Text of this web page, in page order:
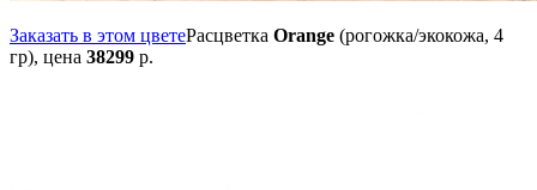
Заказать в этом цветеРасцветка Orange (рогожка/экокожа, 4
гр), цена 38299 р.